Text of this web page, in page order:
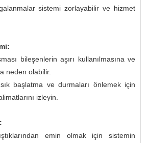
sistemi zorlayabilir ve hizmet
bileşenlerin aşırı kullanılmasına ve
neden olabilir.
başlatma ve durmaları önlemek için
izleyin.
emin olmak için sistemin